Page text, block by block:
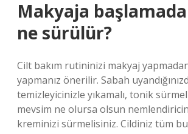
Makyaja
ne sürülür?
Cilt bakım rutininizi makyaj
yapmanız önerilir. Sabah
temizleyicinizle yıkamalı, tonik
mevsim ne olursa olsun
kreminizi sürmelisiniz. Cildiniz tüm